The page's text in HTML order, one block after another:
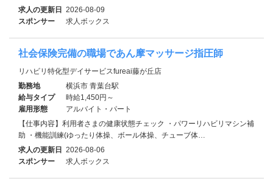
求人の更新日 2026-08-09
スポンサー
求人ボックス
社会保険完備の職場であん摩マッサージ指圧師
リハビリ特化型デイサービスfureai藤が丘店
勤務地
横浜市 青葉台駅
給与タイプ
時給1,450円～
雇用形態
アルバイト・パート
【仕事内容】利用者さまの健康状態チェック ・パワーリハビリマシン補
助 ・機能訓練(ゆったり体操、ボール体操、チューブ体…
求人の更新日 2026-08-06
スポンサー
求人ボックス